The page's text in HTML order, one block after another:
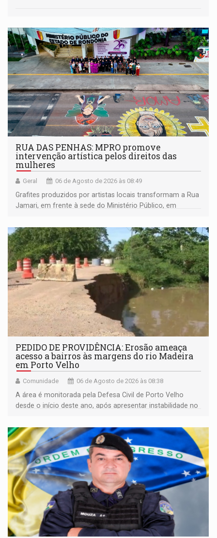
RUA DAS PENHAS: MPRO promove
intervenção artística pelos direitos das
mulheres
Geral 06 de Agosto de 2026 às 08:49
Grafites produzidos por artistas locais transformam a Rua
Jamari, em frente à sede do Ministério Público, em
da Penha e o enfrentamento à violência
PEDIDO DE PROVIDÊNCIA: Erosão ameaça
acesso a bairros às margens do rio Madeira
em Porto Velho
Comunidade 06 de Agosto de 2026 às 08:38
A área é monitorada pela Defesa Civil de Porto Velho
desde o início deste ano, após apresentar instabilidade no